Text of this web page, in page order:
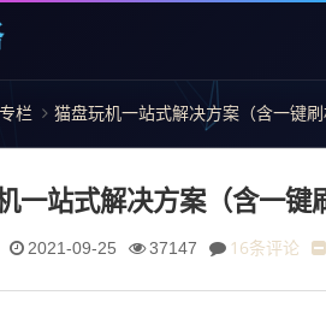
栏 猫盘玩机一站式解决方案（含一键刷
一站式解决方案（含一键
2021-09-25 37147 16条评论